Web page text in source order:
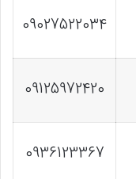
09027522034
09125972420
0936123367